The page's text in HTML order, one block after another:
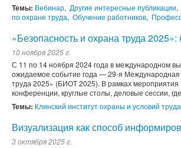
Темы: Вебинар, Другие интересные публикации,
по охране труда, Обучение работников,
«Безопасность и охрана труда
10 ноября 2025 г.
С 11 по 14 ноября 2024 года в международном
ожидаемое событие года — 29-я Международная
труда 2025» (БИОТ 2025). В рамках
конференции, круглые столы, деловые сессии,
Темы: Клинский институт охраны и условий труда
Визуализация как способ
3 октября 2025 г.